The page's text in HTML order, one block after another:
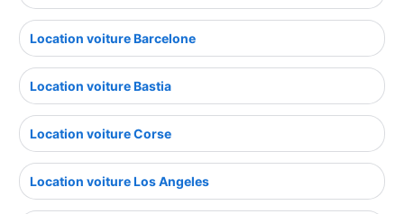
Location voiture Barcelone
Location voiture Bastia
Location voiture Corse
Location voiture Los Angeles